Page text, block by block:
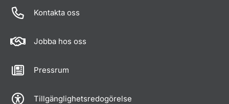
Kontakta oss
Jobba hos oss
Pressrum
Tillgänglighetsredogörelse